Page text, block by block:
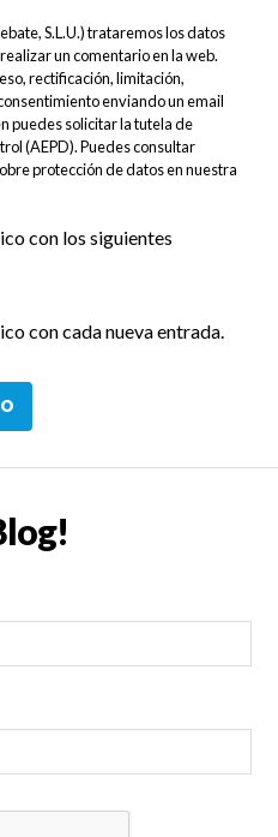
S.L.U.) trataremos los datos
un comentario en la web.
rectificación, limitación,
enviando un email
puedes solicitar la tutela de
(AEPD). Puedes consultar
protección de datos en nuestra
con los siguientes
con cada nueva entrada.